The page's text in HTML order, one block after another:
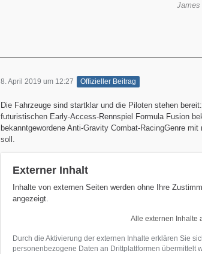
James
8. April 2019 um 12:27 Offizieller Beitrag
Die Fahrzeuge sind startklar und die Piloten stehen
futuristischen Early-Access-Rennspiel Formula Fusion
bekanntgewordene Anti-Gravity Combat-RacingGenre
soll.
Externer Inhalt
Inhalte von externen Seiten werden ohne Ihre
angezeigt.
Alle externen Inhalte
Durch die Aktivierung der externen Inhalte erklären Sie
personenbezogene Daten an Drittplattformen übermittelt